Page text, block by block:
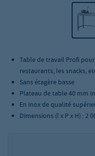
Table de travail Profi
restaurants, les snacks,
Sans étagère basse
Plateau de table 40 mm
En inox de qualité
Dimensions (l x P x H) : 2